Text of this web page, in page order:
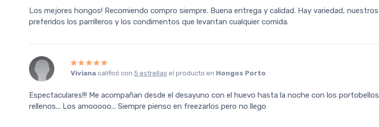
Los mejores hongos! Recomiendo compro siempre. Buena entrega y calidad. Hay variedad, nuestros
preferidos los parrilleros y los condimentos que levantan cualquier comida.
Viviana calificó con 5 estrellas el producto en Hongos Porto
Espectaculares!!! Me acompañan desde el desayuno con el huevo hasta la noche con los portobellos
rellenos... Los amooooo... Siempre pienso en freezarlos pero no llego